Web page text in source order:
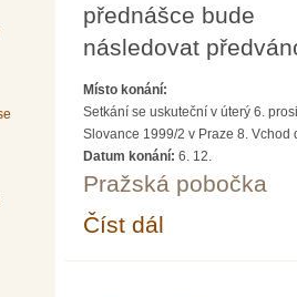
přednášce bude
následovat
Místo konání:
Setkání se uskuteční v úterý 6.
Slovance 1999/2 v Praze 8.
Datum konání: 6. 12.
Pražská pobočka
Číst dál